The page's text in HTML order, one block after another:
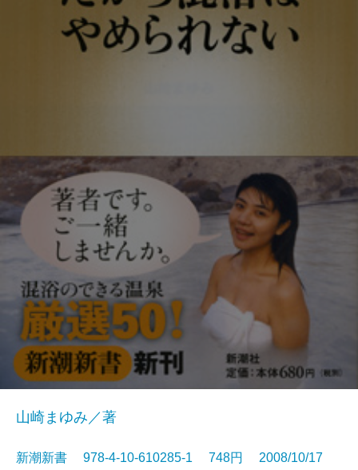
山崎まゆみ／著
新潮新書 978-4-10-610285-1 748円 2008/10/17